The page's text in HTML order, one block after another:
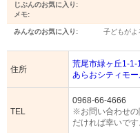
じぶんのお気に入り:
メモ:
みんなのお気に入り: 子どもがよ
住所
荒尾市緑ヶ丘1-1-
あらおシティモ
TEL
0968-66-4666
※お問い合わせの
だければ幸いです